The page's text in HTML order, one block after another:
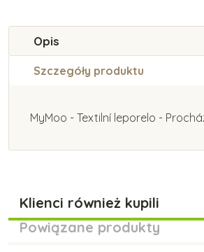
Opis
Szczegóły produktu
MyMoo - Textilní leporelo -
Klienci również kupili
Powiązane produkty